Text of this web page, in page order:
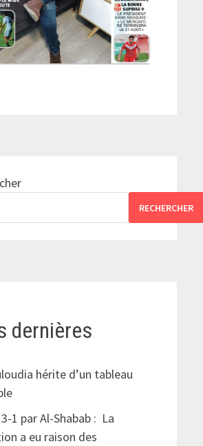
RECHERCHER
dernières
hérite d’un tableau
1 par Al-Shabab : La
a eu raison des